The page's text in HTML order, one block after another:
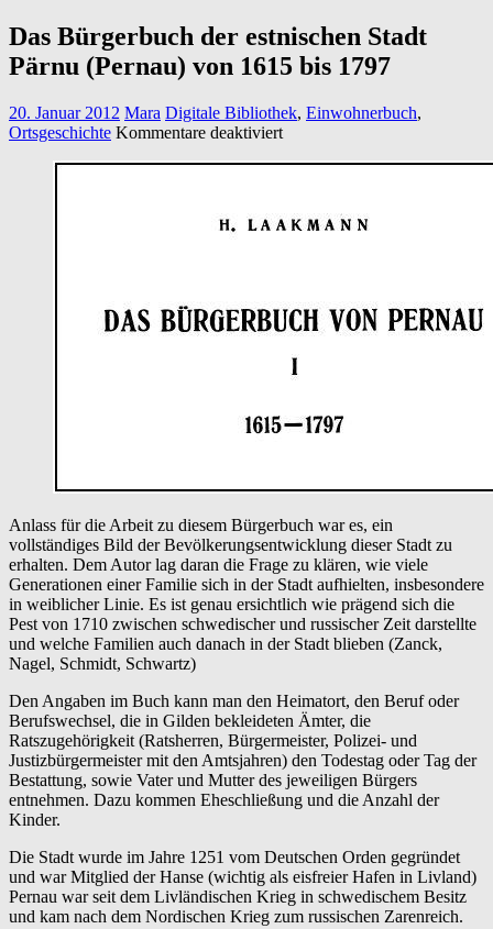
Das Bürgerbuch der estnischen Stadt
Pärnu (Pernau) von 1615 bis 1797
20. Januar 2012 Mara Digitale Bibliothek, Einwohnerbuch,
Ortsgeschichte Kommentare deaktiviertfür
Bürgerbuch
estnischen
Stadt
1615
bis
Anlass für die Arbeit zu diesem Bürgerbuch war es, ein
vollständiges Bild der Bevölkerungsentwicklung dieser Stadt zu
erhalten. Dem Autor lag daran die Frage zu klären, wie viele
Generationen einer Familie sich in der Stadt aufhielten, insbesondere
in weiblicher Linie. Es ist genau ersichtlich wie prägend sich die
Pest von 1710 zwischen schwedischer und russischer Zeit darstellte
und welche Familien auch danach in der Stadt blieben (Zanck,
Nagel, Schmidt, Schwartz)
Den Angaben im Buch kann man den Heimatort, den Beruf oder
Berufswechsel, die in Gilden bekleideten Ämter, die
Ratszugehörigkeit (Ratsherren, Bürgermeister, Polizei- und
Justizbürgermeister mit den Amtsjahren) den Todestag oder Tag der
Bestattung, sowie Vater und Mutter des jeweiligen Bürgers
entnehmen. Dazu kommen Eheschließung und die Anzahl der
Kinder.
Die Stadt wurde im Jahre 1251 vom Deutschen Orden gegründet
und war Mitglied der Hanse (wichtig als eisfreier Hafen in Livland)
Pernau war seit dem Livländischen Krieg in schwedischem Besitz
und kam nach dem Nordischen Krieg zum russischen Zarenreich.